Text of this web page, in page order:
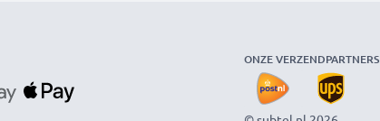
ONZE VERZENDPARTNERS